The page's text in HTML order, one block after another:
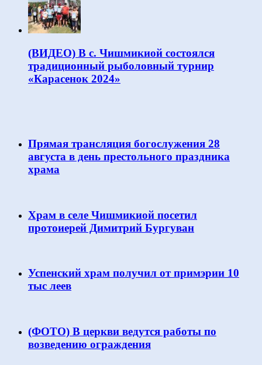
(ВИДЕО) В с. Чишмикиой состоялся
традиционный рыболовный турнир
«Карасенок 2024»
Прямая трансляция богослужения 28
августа в день престольного праздника
храма
Храм в селе Чишмикиой посетил
протоиерей Димитрий Бургуван
Успенский храм получил от примэрии 10
тыс леев
(ФОТО) В церкви ведутся работы по
возведению ограждения